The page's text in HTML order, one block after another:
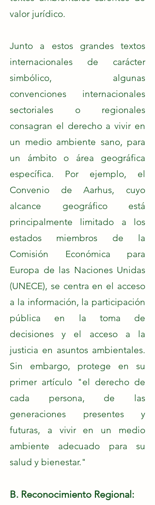
valor jurídico.
Junto a estos grandes textos
internacionales de carácter
simbólico, algunas
convenciones internacionales
sectoriales o regionales
consagran el derecho a vivir en
un medio ambiente sano, para
un ámbito o área geográfica
específica. Por ejemplo, el
Convenio de Aarhus, cuyo
alcance geográfico está
principalmente limitado a los
estados miembros de la
Comisión Económica para
Europa de las Naciones Unidas
(UNECE), se centra en el acceso
a la información, la participación
pública en la toma de
decisiones y el acceso a la
justicia en asuntos ambientales.
Sin embargo, protege en su
primer artículo "el derecho de
cada persona, de las
generaciones presentes y
futuras, a vivir en un medio
ambiente adecuado para su
salud y bienestar."
B. Reconocimiento Regional: